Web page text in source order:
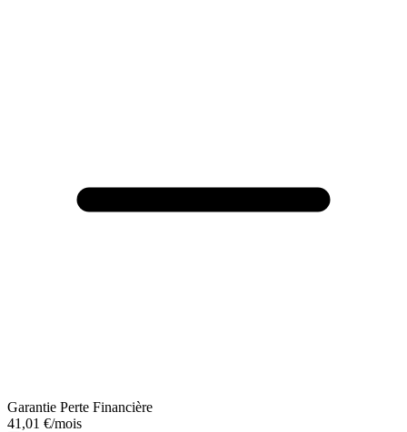
Garantie Perte Financière
41,01 €/mois